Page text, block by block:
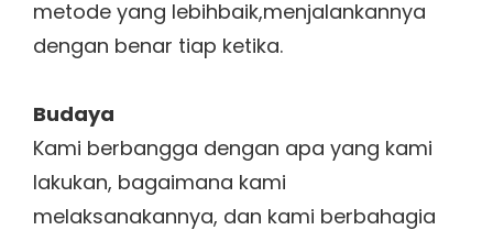
metode yang lebihbaik,menjalankannya
dengan benar tiap ketika.
Budaya
Kami berbangga dengan apa yang kami
lakukan, bagaimana kami
melaksanakannya, dan kami berbahagia